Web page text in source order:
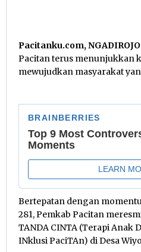
Pacitanku.com, NGADIROJO
Pacitan terus menunjukkan
mewujudkan masyarakat
Bertepatan dengan
281, Pemkab Pacitan
TANDA CINTA (Terapi Anak
INklusi PaciTAn) di Desa